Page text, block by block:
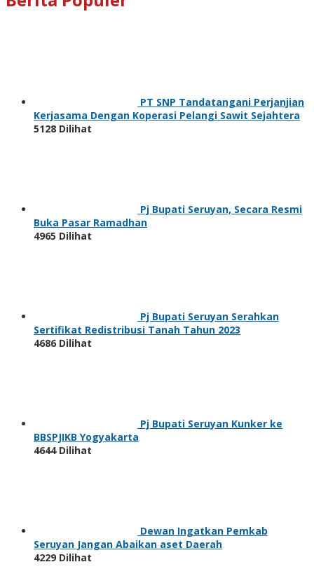
PT SNP Tandatangani Perjanjian
Kerjasama Dengan Koperasi Pelangi Sawit Sejahtera
5128 Dilihat
Pj Bupati Seruyan, Secara Resmi
Buka Pasar Ramadhan
4965 Dilihat
Pj Bupati Seruyan Serahkan
Sertifikat Redistribusi Tanah Tahun 2023
4686 Dilihat
Pj Bupati Seruyan Kunker ke
BBSPJIKB Yogyakarta
4644 Dilihat
Dewan Ingatkan Pemkab
Seruyan Jangan Abaikan aset Daerah
4229 Dilihat